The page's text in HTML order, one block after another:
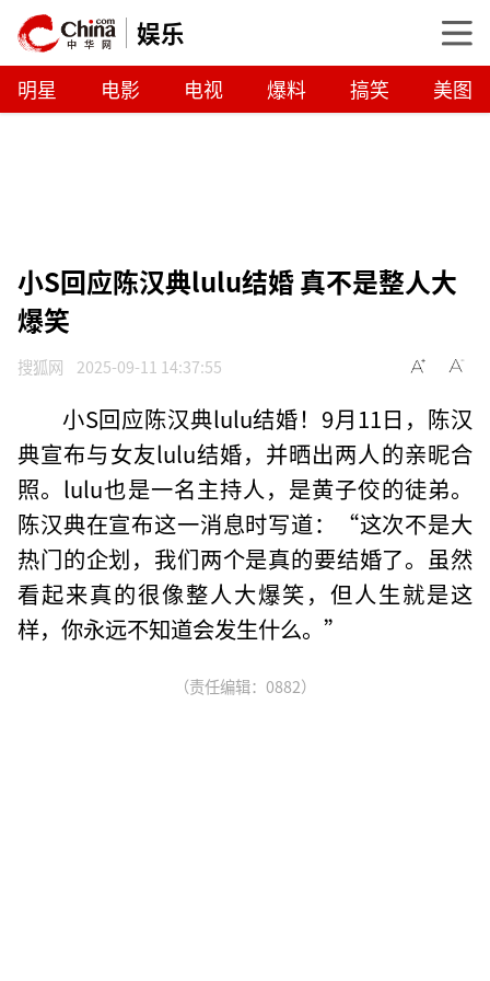
娱乐
明星 电影 电视 爆料 搞笑 美图
小S回应陈汉典lulu结婚 真不是整人大
爆笑
搜狐网 2025-09-11 14:37:55
小S回应陈汉典lulu结婚！9月11日，陈汉
典宣布与女友lulu结婚，并晒出两人的亲昵合
照。lulu也是一名主持人，是黄子佼的徒弟。
陈汉典在宣布这一消息时写道：“这次不是大
热门的企划，我们两个是真的要结婚了。虽然
看起来真的很像整人大爆笑，但人生就是这
样，你永远不知道会发生什么。”
（责任编辑：0882）